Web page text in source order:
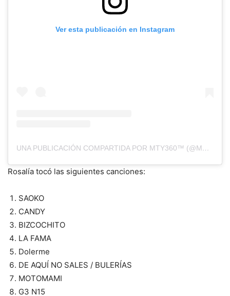
Ver esta publicación en Instagram
UNA PUBLICACIÓN COMPARTIDA POR MTY360™ (@MTY360)
Rosalía tocó las siguientes canciones:
SAOKO
CANDY
BIZCOCHITO
LA FAMA
Dolerme
DE AQUÍ NO SALES / BULERÍAS
MOTOMAMI
G3 N15